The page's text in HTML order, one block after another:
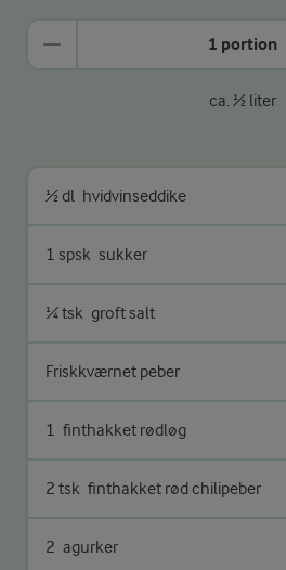
1 portion
ca. ½ liter
½ dl hvidvinseddike
1 spsk sukker
¼ tsk groft salt
Friskkværnet peber
1 finthakket rødløg
2 tsk finthakket rød chilipeber
2 agurker